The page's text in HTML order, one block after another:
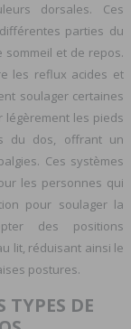
dorsales. Ces
parties du
et de repos.
les reflux acides et
soulager certaines
légèrement les pieds
du dos, offrant un
Ces systèmes
les personnes qui
pour soulager la
des positions
lit, réduisant ainsi le
postures.
TYPES DE